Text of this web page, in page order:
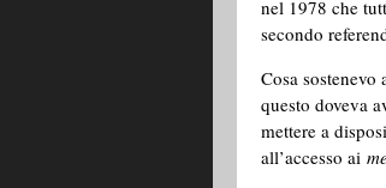
nel 1978 che
secondo
Cosa
questo doveva
mettere a
all’accesso ai